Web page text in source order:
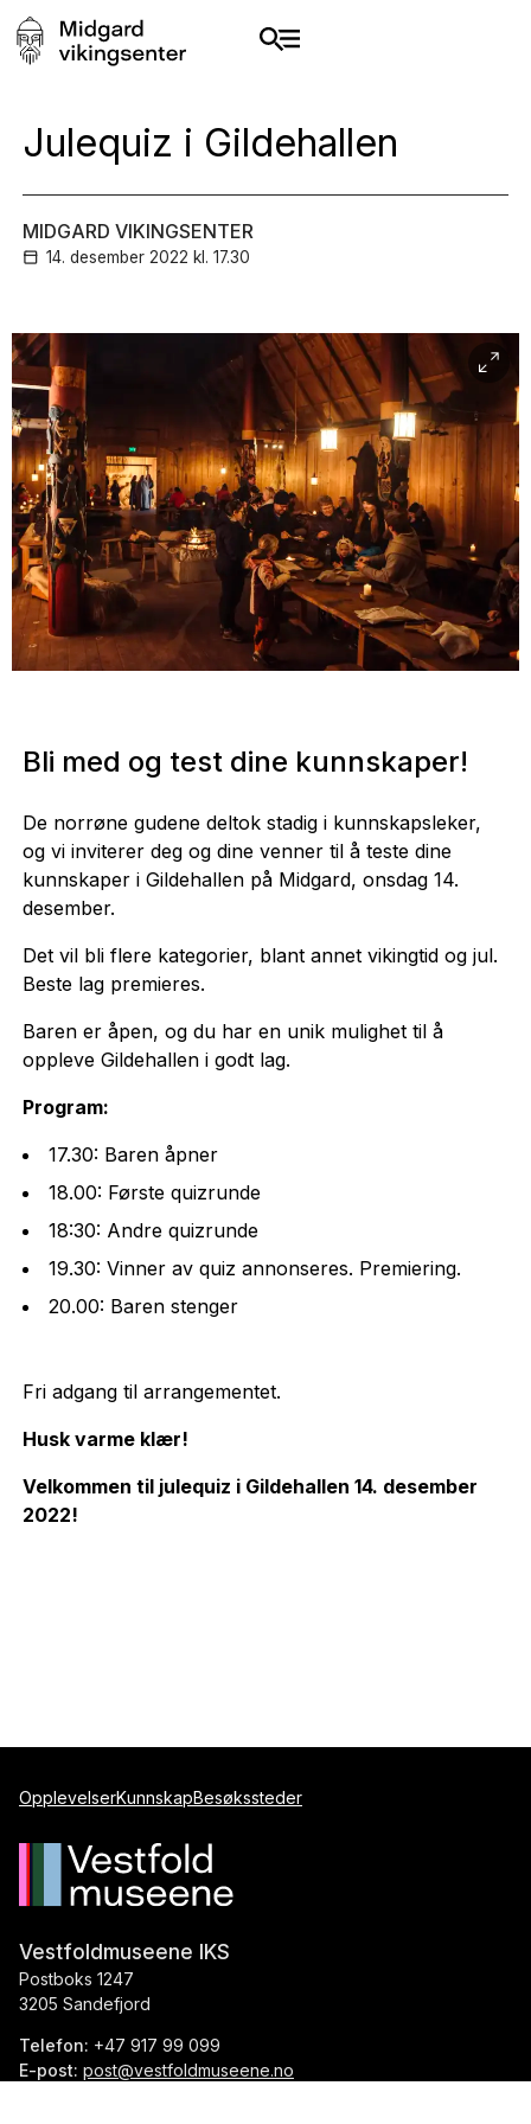
Julequiz i Gildehallen
MIDGARD VIKINGSENTER
14. desember 2022 kl. 17.30
Bli med og test dine kunnskaper!
De norrøne gudene deltok stadig i kunnskapsleker,
og vi inviterer deg og dine venner til å teste dine
kunnskaper i Gildehallen på Midgard, onsdag 14.
desember.
Det vil bli flere kategorier, blant annet vikingtid og jul.
Beste lag premieres.
Baren er åpen, og du har en unik mulighet til å
oppleve Gildehallen i godt lag.
Program:
17.30: Baren åpner
18.00: Første quizrunde
18:30: Andre quizrunde
19.30: Vinner av quiz annonseres. Premiering.
20.00: Baren stenger
Fri adgang til arrangementet.
Husk varme klær!
Velkommen til julequiz i Gildehallen 14. desember
2022!
OpplevelserKunnskapBesøkssteder
Vestfoldmuseene IKS
Postboks 1247
3205 Sandefjord
Telefon: +47 917 99 099
E-post: post@vestfoldmuseene.no